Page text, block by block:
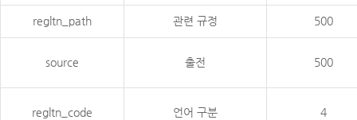
regltn_path 관련 규정 500
source 출전 500
regltn_code 언어 구분 4